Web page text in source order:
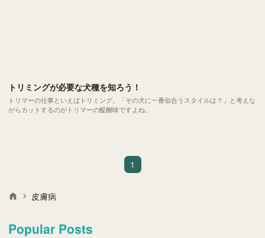
トリミングが必要な犬種を知ろう！
トリマーの仕事といえばトリミング。「その犬に一番似合うスタイルは？」と考えな
がらカットするのがトリマーの醍醐味ですよね。
1
皮膚病
Popular Posts